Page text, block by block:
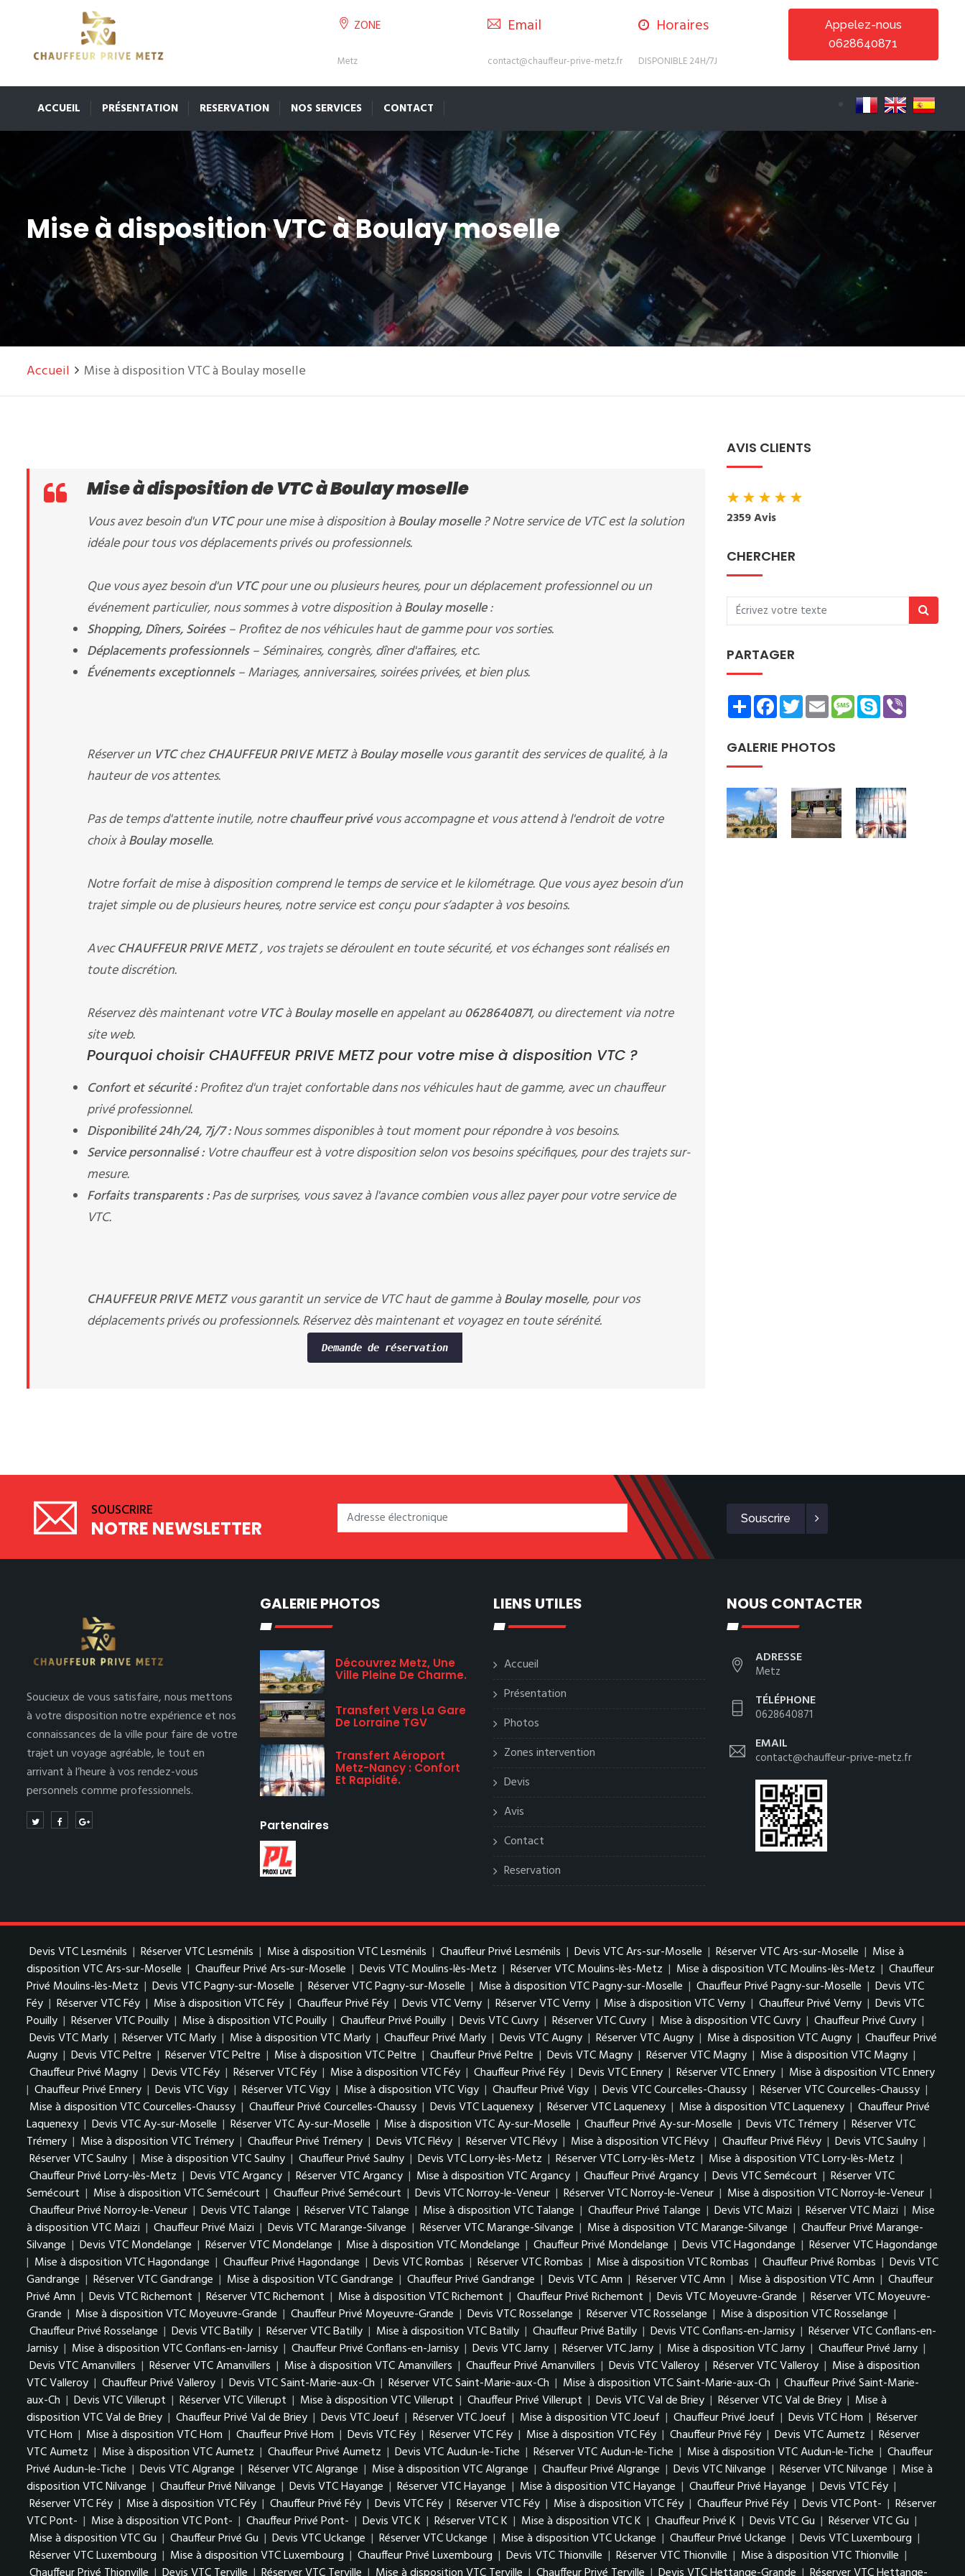
ZONE
Metz
Email
contact@chauffeur-prive-metz.fr
Horaires
DISPONIBLE 24H/7J
Appelez-nous
0628640871
ACCUEIL PRÉSENTATION RESERVATION NOS SERVICES CONTACT
Mise à disposition VTC à Boulay moselle
Accueil Mise à disposition VTC à Boulay moselle
Mise à disposition de VTC à Boulay moselle
Vous avez besoin d'un VTCpour une mise à disposition àBoulay moselle? Notre service de VTC est la solution
idéale pour tous vos déplacements privés ou professionnels.
Que vous ayez besoin d'un VTCpour une ou plusieurs heures, pour un déplacement professionnel ou un
événement particulier, nous sommes à votre disposition àBoulay moselle:
Shopping, Dîners, Soirées– Profitez de nos véhicules haut de gamme pour vos sorties.
Déplacements professionnels– Séminaires, congrès, dîner d'affaires, etc.
Événements exceptionnels– Mariages, anniversaires, soirées privées, et bien plus.
Réserver un VTCchezCHAUFFEUR PRIVE METZàBoulay mosellevous garantit des services de qualité, à la
hauteur de vos attentes.
Pas de temps d'attente inutile, notrechauffeur privévous accompagne et vous attend à l'endroit de votre
choix àBoulay moselle.
Notre forfait de mise à disposition comprend le temps de service et le kilométrage. Que vous ayez besoin d’un
trajet simple ou de plusieurs heures, notre service est conçu pour s’adapter à vos besoins.
AvecCHAUFFEUR PRIVE METZ, vos trajets se déroulent en toute sécurité, et vos échanges sont réalisés en
toute discrétion.
Réservez dès maintenant votre VTCàBoulay moselleen appelant au0628640871, ou directement via notre
site web.
Pourquoi choisir CHAUFFEUR PRIVE METZ pour votre mise à disposition VTC ?
Confort et sécurité :Profitez d'un trajet confortable dans nos véhicules haut de gamme, avec un chauffeur
privé professionnel.
Disponibilité 24h/24, 7j/7 :Nous sommes disponibles à tout moment pour répondre à vos besoins.
Service personnalisé :Votre chauffeur est à votre disposition selon vos besoins spécifiques, pour des trajets sur-
mesure.
Forfaits transparents :Pas de surprises, vous savez à l'avance combien vous allez payer pour votre service de
VTC.
CHAUFFEUR PRIVE METZvous garantit un service de VTC haut de gamme àBoulay moselle, pour vos
déplacements privés ou professionnels. Réservez dès maintenant et voyagez en toute sérénité.
Demande de réservation
AVIS CLIENTS
★★★★★
2359 Avis
CHERCHER
PARTAGER
ShareFacebookTwitterEmailMessage
Skype
GALERIE PHOTOS
SOUSCRIRE
NOTRE NEWSLETTER Souscrire
Soucieux de vous satisfaire, nous mettons
à votre disposition notre expérience et nos
connaissances de la ville pour faire de votre
trajet un voyage agréable, le tout en
arrivant à l’heure à vos rendez-vous
personnels comme professionnels.
GALERIE PHOTOS
Découvrez Metz, Une
Ville Pleine De Charme.
Transfert Vers La Gare
De Lorraine TGV
Transfert Aéroport
Metz-Nancy : Confort
Et Rapidité.
Partenaires
LIENS UTILES
Accueil
Présentation
Photos
Zones intervention
Devis
Avis
Contact
Reservation
NOUS CONTACTER
ADRESSE
Metz
TÉLÉPHONE
0628640871
EMAIL
contact@chauffeur-prive-metz.fr
Devis VTC Lesménils | Réserver VTC Lesménils | Mise à disposition VTC Lesménils | Chauffeur Privé Lesménils | Devis VTC Ars-sur-Moselle | Réserver VTC Ars-sur-Moselle | Mise à
disposition VTC Ars-sur-Moselle | Chauffeur Privé Ars-sur-Moselle | Devis VTC Moulins-lès-Metz | Réserver VTC Moulins-lès-Metz | Mise à disposition VTC Moulins-lès-Metz | Chauffeur
Privé Moulins-lès-Metz | Devis VTC Pagny-sur-Moselle | Réserver VTC Pagny-sur-Moselle | Mise à disposition VTC Pagny-sur-Moselle | Chauffeur Privé Pagny-sur-Moselle | Devis VTC
Féy | Réserver VTC Féy | Mise à disposition VTC Féy | Chauffeur Privé Féy | Devis VTC Verny | Réserver VTC Verny | Mise à disposition VTC Verny | Chauffeur Privé Verny | Devis VTC
Pouilly | Réserver VTC Pouilly | Mise à disposition VTC Pouilly | Chauffeur Privé Pouilly | Devis VTC Cuvry | Réserver VTC Cuvry | Mise à disposition VTC Cuvry | Chauffeur Privé Cuvry |
Devis VTC Marly | Réserver VTC Marly | Mise à disposition VTC Marly | Chauffeur Privé Marly | Devis VTC Augny | Réserver VTC Augny | Mise à disposition VTC Augny | Chauffeur Privé
Augny | Devis VTC Peltre | Réserver VTC Peltre | Mise à disposition VTC Peltre | Chauffeur Privé Peltre | Devis VTC Magny | Réserver VTC Magny | Mise à disposition VTC Magny |
Chauffeur Privé Magny | Devis VTC Féy | Réserver VTC Féy | Mise à disposition VTC Féy | Chauffeur Privé Féy | Devis VTC Ennery | Réserver VTC Ennery | Mise à disposition VTC Ennery
| Chauffeur Privé Ennery | Devis VTC Vigy | Réserver VTC Vigy | Mise à disposition VTC Vigy | Chauffeur Privé Vigy | Devis VTC Courcelles-Chaussy | Réserver VTC Courcelles-Chaussy |
Mise à disposition VTC Courcelles-Chaussy | Chauffeur Privé Courcelles-Chaussy | Devis VTC Laquenexy | Réserver VTC Laquenexy | Mise à disposition VTC Laquenexy | Chauffeur Privé
Laquenexy | Devis VTC Ay-sur-Moselle | Réserver VTC Ay-sur-Moselle | Mise à disposition VTC Ay-sur-Moselle | Chauffeur Privé Ay-sur-Moselle | Devis VTC Trémery | Réserver VTC
Trémery | Mise à disposition VTC Trémery | Chauffeur Privé Trémery | Devis VTC Flévy | Réserver VTC Flévy | Mise à disposition VTC Flévy | Chauffeur Privé Flévy | Devis VTC Saulny |
Réserver VTC Saulny | Mise à disposition VTC Saulny | Chauffeur Privé Saulny | Devis VTC Lorry-lès-Metz | Réserver VTC Lorry-lès-Metz | Mise à disposition VTC Lorry-lès-Metz |
Chauffeur Privé Lorry-lès-Metz | Devis VTC Argancy | Réserver VTC Argancy | Mise à disposition VTC Argancy | Chauffeur Privé Argancy | Devis VTC Semécourt | Réserver VTC
Semécourt | Mise à disposition VTC Semécourt | Chauffeur Privé Semécourt | Devis VTC Norroy-le-Veneur | Réserver VTC Norroy-le-Veneur | Mise à disposition VTC Norroy-le-Veneur |
Chauffeur Privé Norroy-le-Veneur | Devis VTC Talange | Réserver VTC Talange | Mise à disposition VTC Talange | Chauffeur Privé Talange | Devis VTC Maizi | Réserver VTC Maizi | Mise
à disposition VTC Maizi | Chauffeur Privé Maizi | Devis VTC Marange-Silvange | Réserver VTC Marange-Silvange | Mise à disposition VTC Marange-Silvange | Chauffeur Privé Marange-
Silvange | Devis VTC Mondelange | Réserver VTC Mondelange | Mise à disposition VTC Mondelange | Chauffeur Privé Mondelange | Devis VTC Hagondange | Réserver VTC Hagondange
| Mise à disposition VTC Hagondange | Chauffeur Privé Hagondange | Devis VTC Rombas | Réserver VTC Rombas | Mise à disposition VTC Rombas | Chauffeur Privé Rombas | Devis VTC
Gandrange | Réserver VTC Gandrange | Mise à disposition VTC Gandrange | Chauffeur Privé Gandrange | Devis VTC Amn | Réserver VTC Amn | Mise à disposition VTC Amn | Chauffeur
Privé Amn | Devis VTC Richemont | Réserver VTC Richemont | Mise à disposition VTC Richemont | Chauffeur Privé Richemont | Devis VTC Moyeuvre-Grande | Réserver VTC Moyeuvre-
Grande | Mise à disposition VTC Moyeuvre-Grande | Chauffeur Privé Moyeuvre-Grande | Devis VTC Rosselange | Réserver VTC Rosselange | Mise à disposition VTC Rosselange |
Chauffeur Privé Rosselange | Devis VTC Batilly | Réserver VTC Batilly | Mise à disposition VTC Batilly | Chauffeur Privé Batilly | Devis VTC Conflans-en-Jarnisy | Réserver VTC Conflans-en-
Jarnisy | Mise à disposition VTC Conflans-en-Jarnisy | Chauffeur Privé Conflans-en-Jarnisy | Devis VTC Jarny | Réserver VTC Jarny | Mise à disposition VTC Jarny | Chauffeur Privé Jarny |
Devis VTC Amanvillers | Réserver VTC Amanvillers | Mise à disposition VTC Amanvillers | Chauffeur Privé Amanvillers | Devis VTC Valleroy | Réserver VTC Valleroy | Mise à disposition
VTC Valleroy | Chauffeur Privé Valleroy | Devis VTC Saint-Marie-aux-Ch | Réserver VTC Saint-Marie-aux-Ch | Mise à disposition VTC Saint-Marie-aux-Ch | Chauffeur Privé Saint-Marie-
aux-Ch | Devis VTC Villerupt | Réserver VTC Villerupt | Mise à disposition VTC Villerupt | Chauffeur Privé Villerupt | Devis VTC Val de Briey | Réserver VTC Val de Briey | Mise à
disposition VTC Val de Briey | Chauffeur Privé Val de Briey | Devis VTC Joeuf | Réserver VTC Joeuf | Mise à disposition VTC Joeuf | Chauffeur Privé Joeuf | Devis VTC Hom | Réserver
VTC Hom | Mise à disposition VTC Hom | Chauffeur Privé Hom | Devis VTC Féy | Réserver VTC Féy | Mise à disposition VTC Féy | Chauffeur Privé Féy | Devis VTC Aumetz | Réserver
VTC Aumetz | Mise à disposition VTC Aumetz | Chauffeur Privé Aumetz | Devis VTC Audun-le-Tiche | Réserver VTC Audun-le-Tiche | Mise à disposition VTC Audun-le-Tiche | Chauffeur
Privé Audun-le-Tiche | Devis VTC Algrange | Réserver VTC Algrange | Mise à disposition VTC Algrange | Chauffeur Privé Algrange | Devis VTC Nilvange | Réserver VTC Nilvange | Mise à
disposition VTC Nilvange | Chauffeur Privé Nilvange | Devis VTC Hayange | Réserver VTC Hayange | Mise à disposition VTC Hayange | Chauffeur Privé Hayange | Devis VTC Féy |
Réserver VTC Féy | Mise à disposition VTC Féy | Chauffeur Privé Féy | Devis VTC Féy | Réserver VTC Féy | Mise à disposition VTC Féy | Chauffeur Privé Féy | Devis VTC Pont- | Réserver
VTC Pont- | Mise à disposition VTC Pont- | Chauffeur Privé Pont- | Devis VTC K | Réserver VTC K | Mise à disposition VTC K | Chauffeur Privé K | Devis VTC Gu | Réserver VTC Gu |
Mise à disposition VTC Gu | Chauffeur Privé Gu | Devis VTC Uckange | Réserver VTC Uckange | Mise à disposition VTC Uckange | Chauffeur Privé Uckange | Devis VTC Luxembourg |
Réserver VTC Luxembourg | Mise à disposition VTC Luxembourg | Chauffeur Privé Luxembourg | Devis VTC Thionville | Réserver VTC Thionville | Mise à disposition VTC Thionville |